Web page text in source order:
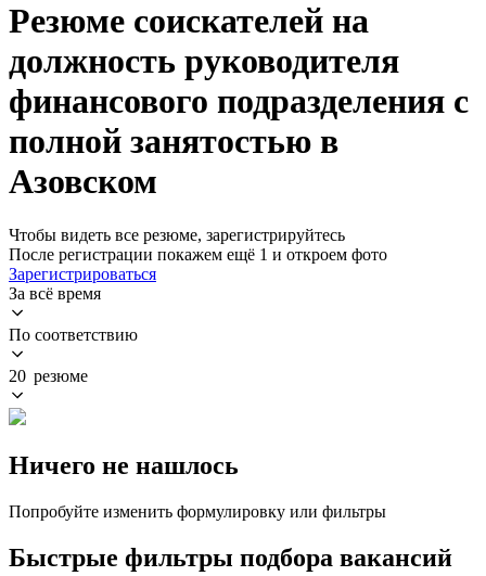
Резюме соискателей на
должность руководителя
финансового подразделения с
полной занятостью в
Азовском
Чтобы видеть все резюме, зарегистрируйтесь
После регистрации покажем ещё 1 и откроем фото
Зарегистрироваться
За всё время
По соответствию
20 резюме
Ничего не нашлось
Попробуйте изменить формулировку или фильтры
Быстрые фильтры подбора вакансий